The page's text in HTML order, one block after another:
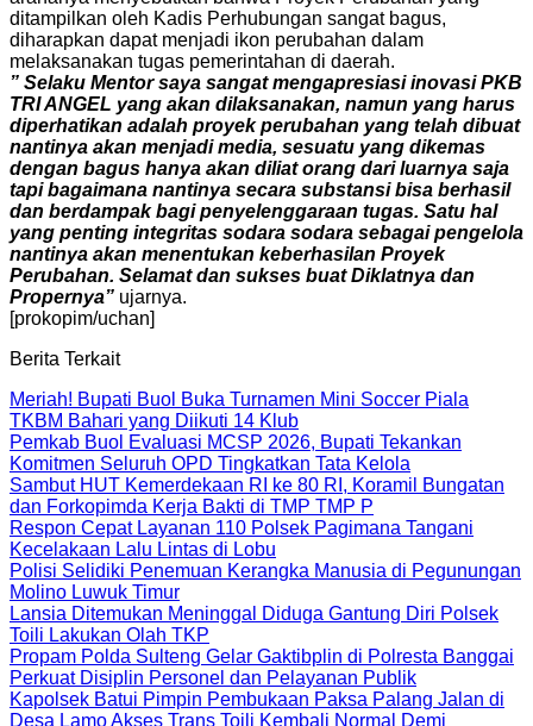
ditampilkan oleh Kadis Perhubungan sangat bagus,
diharapkan dapat menjadi ikon perubahan dalam
melaksanakan tugas pemerintahan di daerah.
” Selaku Mentor saya sangat mengapresiasi inovasi PKB
TRI ANGEL yang akan dilaksanakan, namun yang harus
diperhatikan adalah proyek perubahan yang telah dibuat
nantinya akan menjadi media, sesuatu yang dikemas
dengan bagus hanya akan diliat orang dari luarnya saja
tapi bagaimana nantinya secara substansi bisa berhasil
dan berdampak bagi penyelenggaraan tugas. Satu hal
yang penting integritas sodara sodara sebagai pengelola
nantinya akan menentukan keberhasilan Proyek
Perubahan. Selamat dan sukses buat Diklatnya dan
Propernya” ujarnya.
[prokopim/uchan]
Berita Terkait
Meriah! Bupati Buol Buka Turnamen Mini Soccer Piala
TKBM Bahari yang Diikuti 14 Klub
Pemkab Buol Evaluasi MCSP 2026, Bupati Tekankan
Komitmen Seluruh OPD Tingkatkan Tata Kelola
Sambut HUT Kemerdekaan RI ke 80 RI, Koramil Bungatan
dan Forkopimda Kerja Bakti di TMP TMP P
Respon Cepat Layanan 110 Polsek Pagimana Tangani
Kecelakaan Lalu Lintas di Lobu
Polisi Selidiki Penemuan Kerangka Manusia di Pegunungan
Molino Luwuk Timur
Lansia Ditemukan Meninggal Diduga Gantung Diri Polsek
Toili Lakukan Olah TKP
Propam Polda Sulteng Gelar Gaktibplin di Polresta Banggai
Perkuat Disiplin Personel dan Pelayanan Publik
Kapolsek Batui Pimpin Pembukaan Paksa Palang Jalan di
Desa Lamo Akses Trans Toili Kembali Normal Demi